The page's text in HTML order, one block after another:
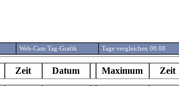
Web-Cam Tag-Grafik Tage vergleichen 08.08
Zeit Datum Maximum Zeit